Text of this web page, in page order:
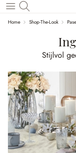
Naar de hoofdinhoud
Home Shop-The-Look
Stijlvol